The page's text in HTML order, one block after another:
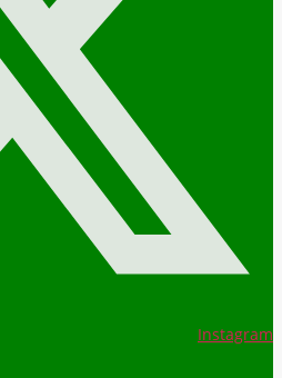
Instagram